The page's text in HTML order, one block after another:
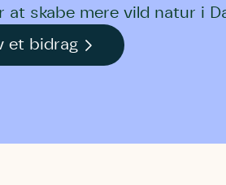
skabe mere vild natur i
et bidrag